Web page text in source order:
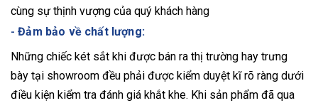
cùng sự thịnh vượng của quý khách hàng
-Đảm bảo về chất lượng:
Những chiếc két sắt khi được bán ra thị trường hay trưng
bày tại showroom đều phải được kiểm duyệt kĩ rõ ràng dưới
điều kiện kiểm tra đánh giá khắt khe. Khi sản phẩm đã qua